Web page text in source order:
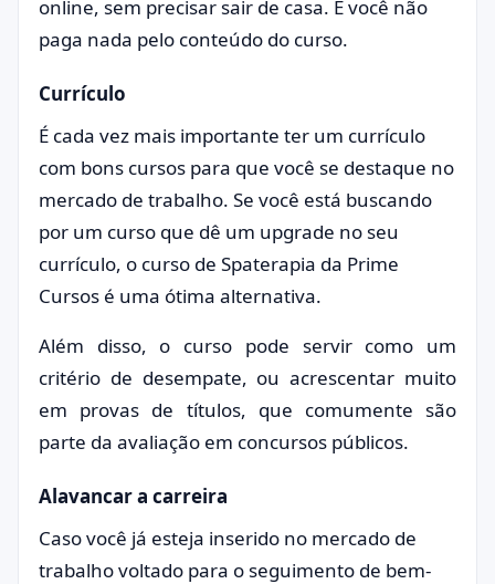
online, sem precisar sair de casa. E você não
paga nada pelo conteúdo do curso.
Currículo
É cada vez mais importante ter um currículo
com bons cursos para que você se destaque no
mercado de trabalho. Se você está buscando
por um curso que dê um upgrade no seu
currículo, o curso de Spaterapia da Prime
Cursos é uma ótima alternativa.
Além disso, o curso pode servir como um
critério de desempate, ou acrescentar muito
em provas de títulos, que comumente são
parte da avaliação em concursos públicos.
Alavancar a carreira
Caso você já esteja inserido no mercado de
trabalho voltado para o seguimento de bem-